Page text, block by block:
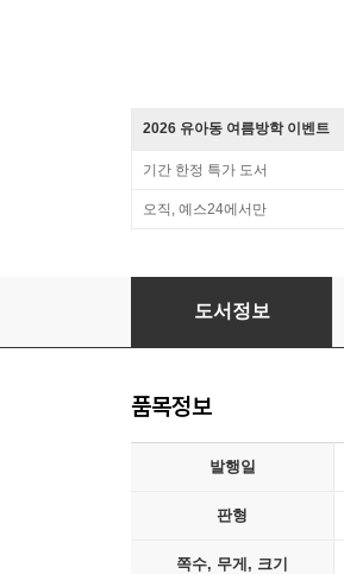
2026 유아동 여름방학 이벤트
기간 한정 특가 도서
오직, 예스24에서만
2020 가계부 씀
도서정보
품목정보
발행일
판형
쪽수, 무게, 크기